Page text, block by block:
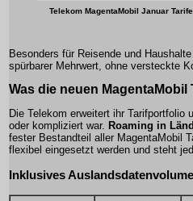
Telekom MagentaMobil Januar
Besonders für Reisende und
spürbarer Mehrwert, ohne versteckte
Was die neuen
Die Telekom erweitert ihr
oder kompliziert war. Roaming in
fester Bestandteil aller MagentaMobil
flexibel eingesetzt werden und steht
Inklusives